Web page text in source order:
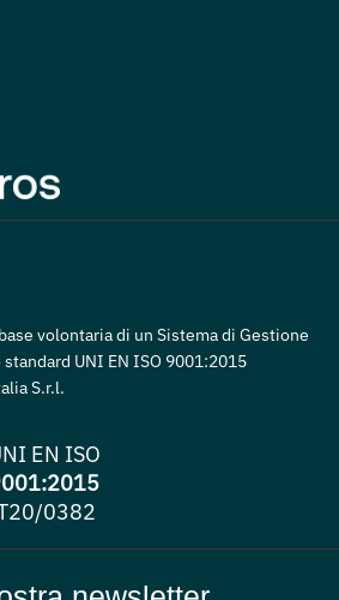
volontaria di un Sistema di Gestione
UNI EN ISO 9001:2015
S.r.l.
EN ISO
0382